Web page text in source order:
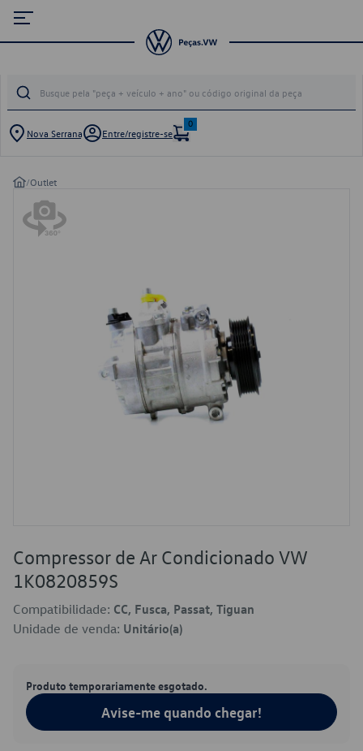
Nova Serrana Entre/registre-se
0
/Outlet
Compressor de Ar Condicionado VW
1K0820859S
Compatibilidade: CC, Fusca, Passat, Tiguan
Unidade de venda: Unitário(a)
Produto temporariamente esgotado.
Avise-me quando chegar!